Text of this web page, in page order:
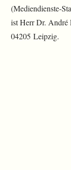
(Mediendienste-
ist Herr Dr.
04205 Leipzig.